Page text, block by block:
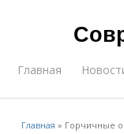
Главная
Главная » Горчичные